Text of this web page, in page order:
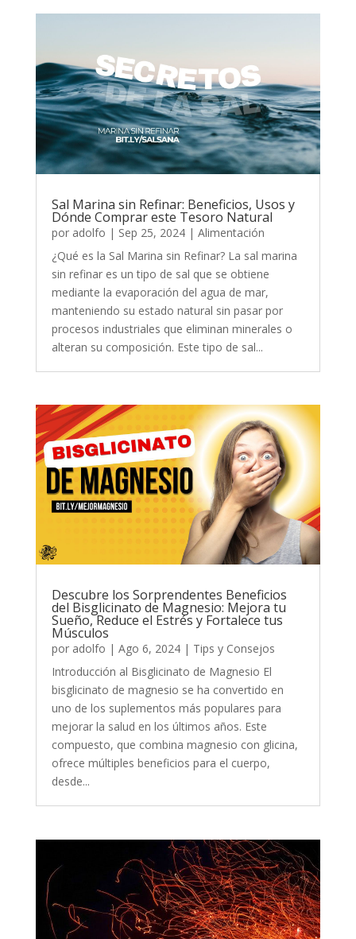
Sal Marina sin Refinar: Beneficios, Usos y
Dónde Comprar este Tesoro Natural
por adolfo | Sep 25, 2024| Alimentación
¿Qué es la Sal Marina sin Refinar? La sal marina
sin refinar es un tipo de sal que se obtiene
mediante la evaporación del agua de mar,
manteniendo su estado natural sin pasar por
procesos industriales que eliminan minerales o
alteran su composición. Este tipo de sal...
Descubre los Sorprendentes Beneficios
del Bisglicinato de Magnesio: Mejora tu
Sueño, Reduce el Estrés y Fortalece tus
Músculos
por adolfo | Ago 6, 2024| Tips y Consejos
Introducción al Bisglicinato de Magnesio El
bisglicinato de magnesio se ha convertido en
uno de los suplementos más populares para
mejorar la salud en los últimos años. Este
compuesto, que combina magnesio con glicina,
ofrece múltiples beneficios para el cuerpo,
desde...